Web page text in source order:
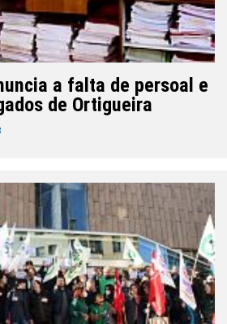
a falta de persoal e
de Ortigueira